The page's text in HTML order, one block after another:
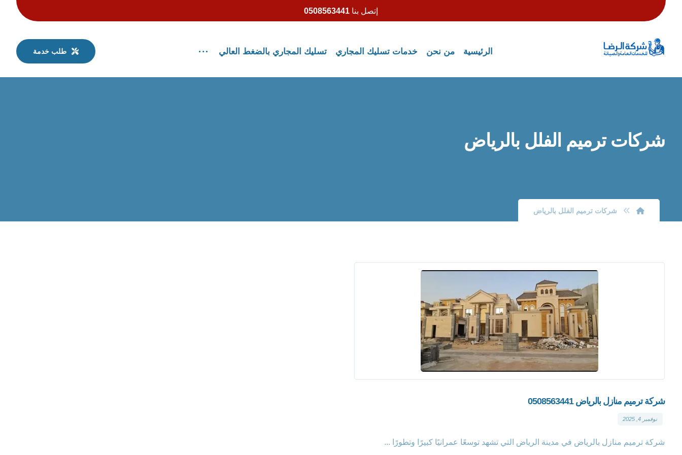
إتصل بنا 0508563441
الرئيسية من نحن خدمات تسليك المجاري تسليك المجاري بالضغط العالي طلب خدمة
شركات ترميم الفلل بالرياض
شركات ترميم الفلل بالرياض
شركة ترميم منازل بالرياض 0508563441
نوفمبر 4, 2025
شركة ترميم منازل بالرياض في مدينة الرياض التي تشهد توسعًا عمرانيًا كبيرًا وتطورًا ...